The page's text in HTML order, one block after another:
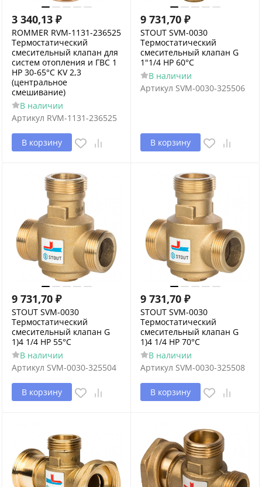
3 340,13 ₽
ROMMER RVM-1131-236525
Термостатический
смесительный клапан для
систем отопления и ГВС 1
НР 30-65°С KV 2,3
(центральное
смешивание)
В наличии
Артикул RVM-1131-236525
В корзину
9 731,70 ₽
STOUT SVM-0030
Термостатический
смесительный клапан G
1"1/4 НР 60°С
В наличии
Артикул SVM-0030-325506
В корзину
9 731,70 ₽
STOUT SVM-0030
Термостатический
смесительный клапан G
1)4 1/4 НР 55°С
В наличии
Артикул SVM-0030-325504
В корзину
9 731,70 ₽
STOUT SVM-0030
Термостатический
смесительный клапан G
1)4 1/4 НР 70°С
В наличии
Артикул SVM-0030-325508
В корзину